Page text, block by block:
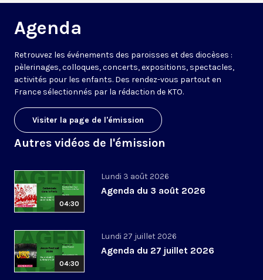
Agenda
Retrouvez les événements des paroisses et des diocèses :
pèlerinages, colloques, concerts, expositions, spectacles,
activités pour les enfants. Des rendez-vous partout en
France sélectionnés par la rédaction de KTO.
Visiter la page de l'émission
Autres vidéos de l'émission
04:30
Lundi 3 août 2026
Agenda du 3 août 2026
04:30
Lundi 27 juillet 2026
Agenda du 27 juillet 2026